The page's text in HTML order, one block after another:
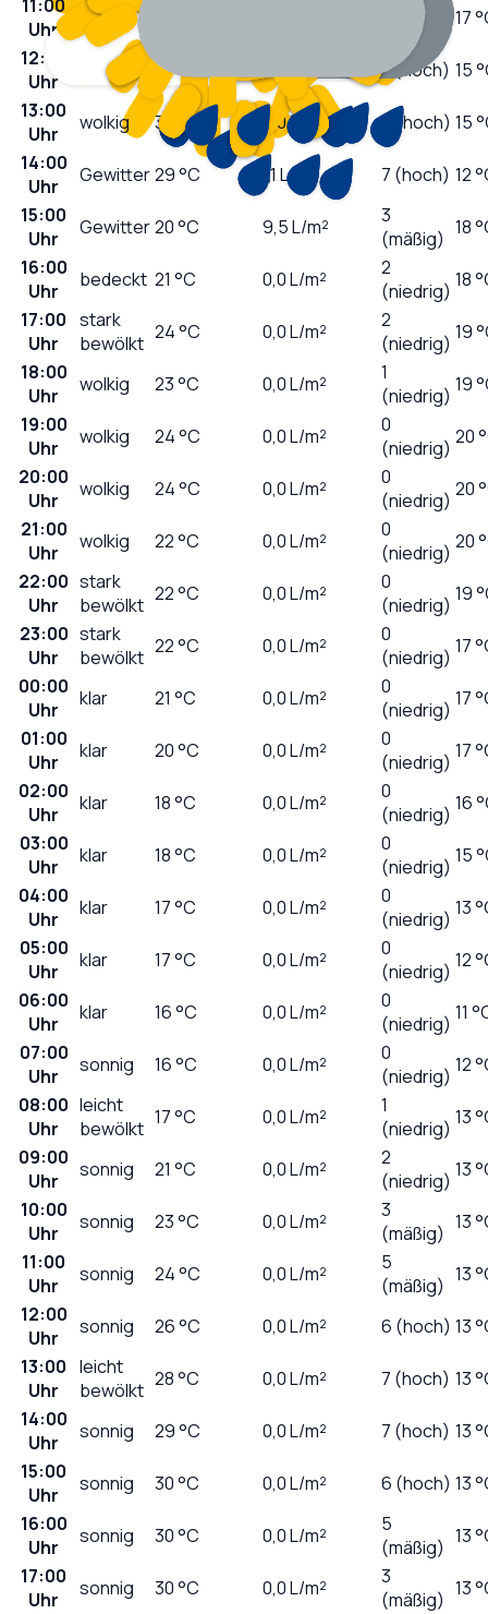
11:00
Uhr
sonnig
(mäßig)
17
12:00
Uhr
sonnig 31°C 7 (hoch) 15
13:00
Uhr
wolkig 31 °C 0,0L/m² 6 (hoch) 15
14:00
Uhr
Gewitter29°C 1,1 L/m² 7 (hoch) 12
15:00
Uhr
Gewitter20°C 9,5L/m²
3
(mäßig) 18
16:00
Uhr
bedeckt 21 °C 0,0L/m²
2
(niedrig) 18
17:00
Uhr
stark
bewölkt 24°C 0,0L/m²
2
(niedrig) 19
18:00
Uhr
wolkig 23°C 0,0L/m²
1
(niedrig) 19
19:00
Uhr
wolkig 24°C 0,0L/m²
0
(niedrig) 20
20:00
Uhr
wolkig 24°C 0,0L/m²
0
(niedrig) 20
21:00
Uhr
wolkig 22°C 0,0L/m²
0
(niedrig) 20
22:00
Uhr
stark
bewölkt 22°C 0,0L/m²
0
(niedrig) 19
23:00
Uhr
stark
bewölkt 22°C 0,0L/m²
0
(niedrig) 17
00:00
Uhr
klar 21 °C 0,0L/m²
0
(niedrig) 17
01:00
Uhr
klar 20°C 0,0L/m²
0
(niedrig) 17
02:00
Uhr
klar 18°C 0,0L/m²
0
(niedrig) 16
03:00
Uhr
klar 18°C 0,0L/m²
0
(niedrig) 15
04:00
Uhr
klar 17°C 0,0L/m²
0
(niedrig) 13
05:00
Uhr
klar 17°C 0,0L/m²
0
(niedrig) 12
06:00
Uhr
klar 16°C 0,0L/m²
0
(niedrig) 11
07:00
Uhr
sonnig 16°C 0,0L/m²
0
(niedrig) 12
08:00
Uhr
leicht
bewölkt 17°C 0,0L/m²
1
(niedrig) 13
09:00
Uhr
sonnig 21 °C 0,0L/m²
2
(niedrig) 13
10:00
Uhr
sonnig 23°C 0,0L/m²
3
(mäßig) 13
11:00
Uhr
sonnig 24°C 0,0L/m²
5
(mäßig) 13
12:00
Uhr
sonnig 26°C 0,0L/m² 6 (hoch) 13
13:00
Uhr
leicht
bewölkt 28°C 0,0L/m² 7 (hoch) 13
14:00
Uhr
sonnig 29°C 0,0L/m² 7 (hoch) 13
15:00
Uhr
sonnig 30°C 0,0L/m² 6 (hoch) 13
16:00
Uhr
sonnig 30°C 0,0L/m²
5
(mäßig) 13
17:00
Uhr
sonnig 30°C 0,0L/m²
3
(mäßig) 13